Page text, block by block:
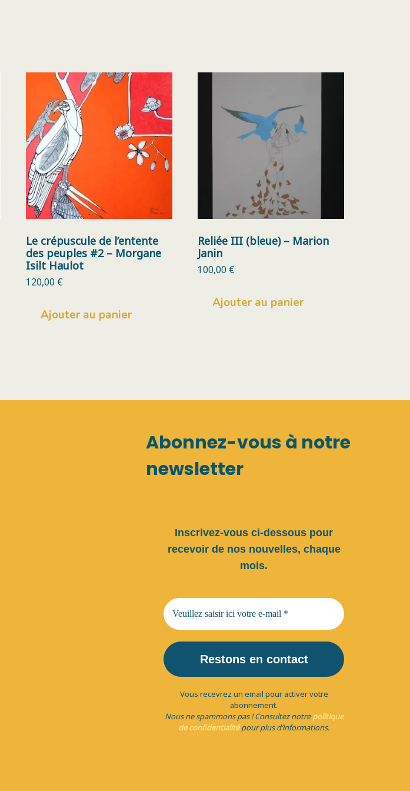
Le crépuscule de l’entente
des peuples #2 – Morgane
Isilt Haulot
120,00 €
Ajouter au panier
Reliée III (bleue) – Marion
Janin
100,00 €
Ajouter au panier
Abonnez-vous à notre
newsletter
Inscrivez-vous ci-dessous pour
recevoir de nos nouvelles, chaque
mois.
Vous recevrez un email pour activer votre
abonnement.
Nous ne spammons pas ! Consultez notrepolitique
de confidentialitépour plus d’informations.